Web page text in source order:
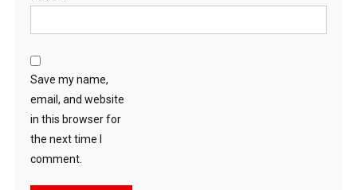
Save my name,
email, and website
in this browser for
the next time I
comment.